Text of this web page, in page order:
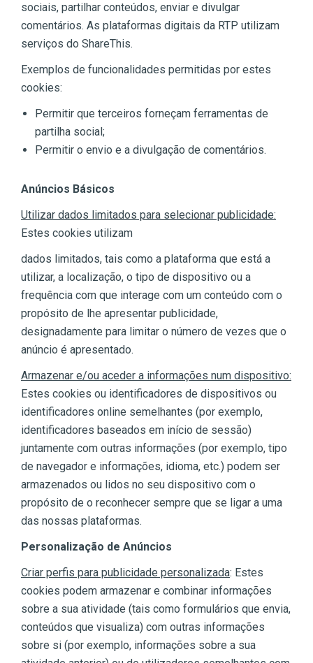
sociais, partilhar conteúdos, enviar e divulgar
comentários. As plataformas digitais da RTP utilizam
serviços do ShareThis.
Exemplos de funcionalidades permitidas por estes
cookies:
Permitir que terceiros forneçam ferramentas de
partilha social;
Permitir o envio e a divulgação de comentários.
Anúncios Básicos
Utilizar dados limitados para selecionar publicidade:
Estes cookies utilizam
dados limitados, tais como a plataforma que está a
utilizar, a localização, o tipo de dispositivo ou a
frequência com que interage com um conteúdo com o
propósito de lhe apresentar publicidade,
designadamente para limitar o número de vezes que o
anúncio é apresentado.
Armazenar e/ou aceder a informações num dispositivo:
Estes cookies ou identificadores de dispositivos ou
identificadores online semelhantes (por exemplo,
identificadores baseados em início de sessão)
juntamente com outras informações (por exemplo, tipo
de navegador e informações, idioma, etc.) podem ser
armazenados ou lidos no seu dispositivo com o
propósito de o reconhecer sempre que se ligar a uma
das nossas plataformas.
Personalização de Anúncios
Criar perfis para publicidade personalizada: Estes
cookies podem armazenar e combinar informações
sobre a sua atividade (tais como formulários que envia,
conteúdos que visualiza) com outras informações
sobre si (por exemplo, informações sobre a sua